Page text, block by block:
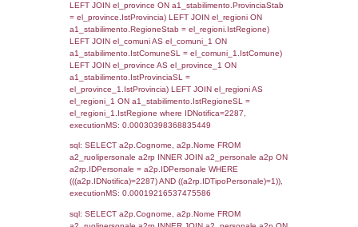
Debug
sql: SELECT COUNT(*) FROM `userlevels`
`userlevelid` = -2, executionMS:
sql: SELECT `userlevelid`, `userlevelname`
sql: SELECT COUNT(*) FROM
WHERE `userlevelid` = -2, executionMS: